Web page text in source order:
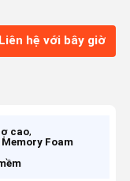
Liên hệ với bây giờ
cao,
Foam